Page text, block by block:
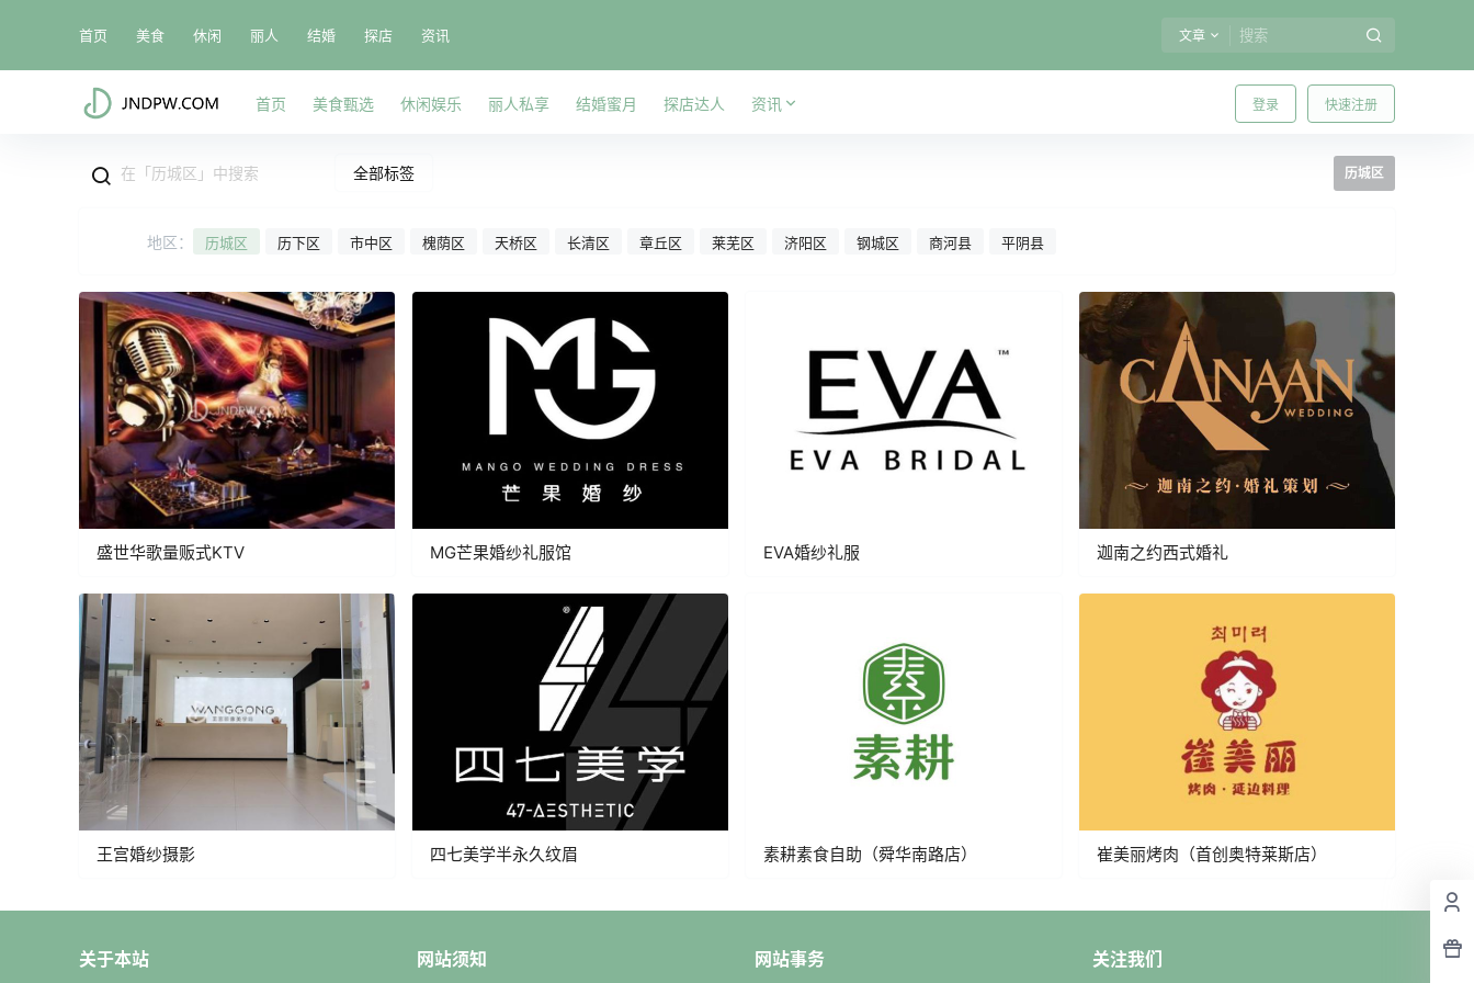
首页 美食 休闲 丽人 结婚 探店 资讯 文章
登录 快速注册
首页 美食甄选 休闲娱乐 丽人私享 结婚蜜月 探店达人 资讯
全部标签 历城区
地区： 历城区 历下区 市中区 槐荫区 天桥区 长清区 章丘区 莱芜区 济阳区 钢城区 商河县 平阴县
盛世华歌量贩式KTV MG芒果婚纱礼服馆 EVA婚纱礼服 迦南之约西式婚礼
王宫婚纱摄影 四七美学半永久纹眉 素耕素食自助（舜华南路店） 崔美丽烤肉（首创奥特莱斯店）
关于本站 网站须知 网站事务 关注我们